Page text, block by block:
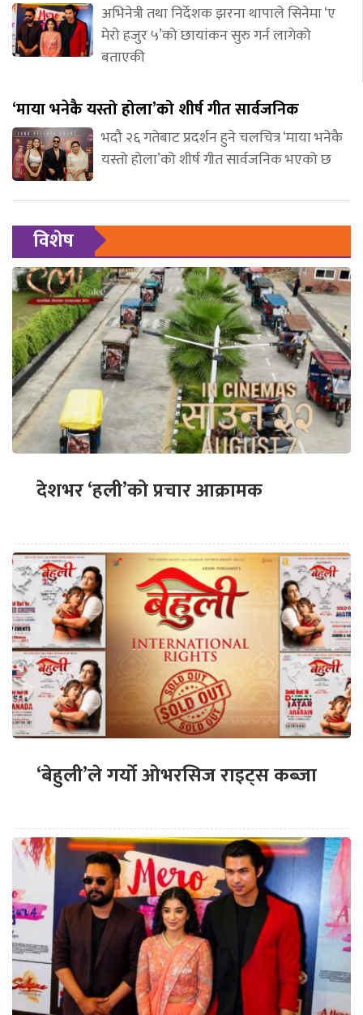
अभिनेत्री तथा निर्देशक झरना थापाले सिनेमा ‘ए
मेरो हजुर ५’को छायांकन सुरु गर्न लागेको
बताएकी
‘माया भनेकै यस्तो होला’को शीर्ष गीत सार्वजनिक
भदौ २६ गतेबाट प्रदर्शन हुने चलचित्र ‘माया भनेकै
यस्तो होला’को शीर्ष गीत सार्वजनिक भएको छ
विशेष
देशभर ‘हली’को प्रचार आक्रामक
‘बेहुली’ले गर्यो ओभरसिज राइट्स कब्जा